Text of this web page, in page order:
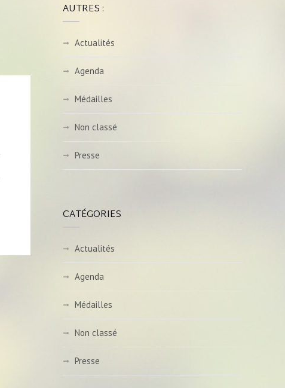
AUTRES :
Actualités
Agenda
Médailles
Non classé
Presse
CATÉGORIES
Actualités
Agenda
Médailles
Non classé
Presse